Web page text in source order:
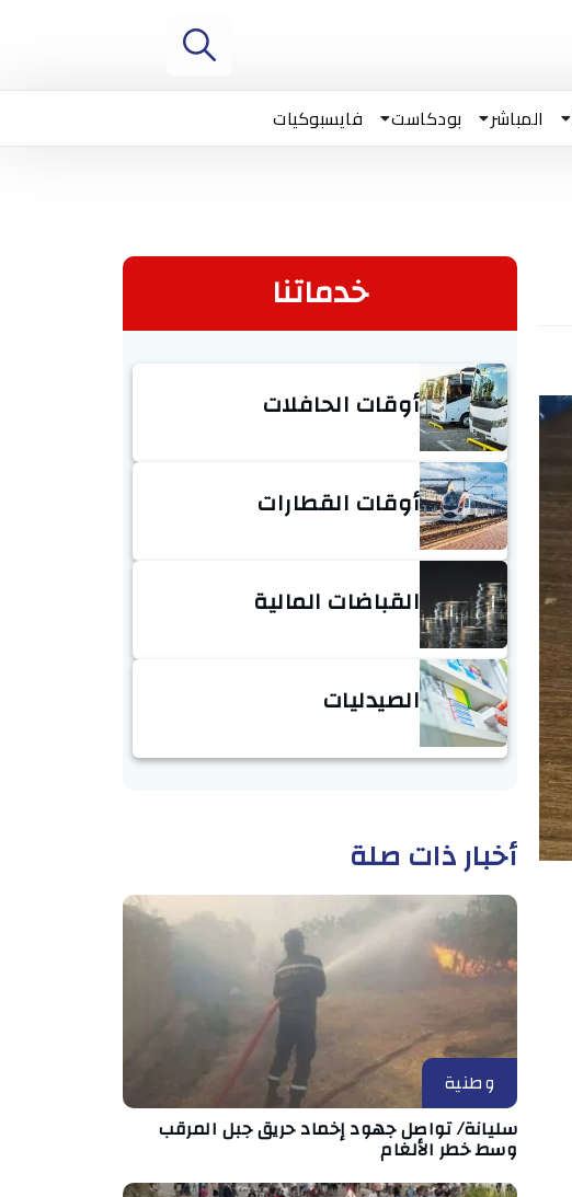
المباشر بودكاست فايسبوكيات
خدماتنا
أوقات الحافلات
أوقات القطارات
القباضات المالية
الصيدليات
أخبار ذات صلة
وطنية
سليانة/ تواصل جهود إخماد حريق جبل المرقب
وسط خطر الألغام